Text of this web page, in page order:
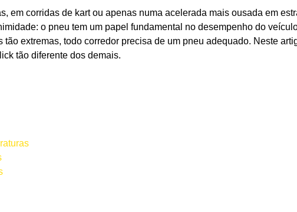
em corridas de kart ou apenas numa acelerada mais ousada em
o pneu tem um papel fundamental no desempenho do
extremas, todo corredor precisa de um pneu adequado. Neste
tão diferente dos demais.